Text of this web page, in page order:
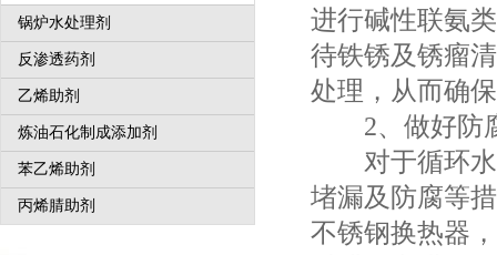
锅炉水处理剂
反渗透药剂
乙烯助剂
炼油石化制成添加剂
苯乙烯助剂
丙烯腈助剂
进行碱性联氨
待铁锈及锈瘤
处理，从而确
2、做好防
对于循环水
堵漏及防腐等
不锈钢换热器